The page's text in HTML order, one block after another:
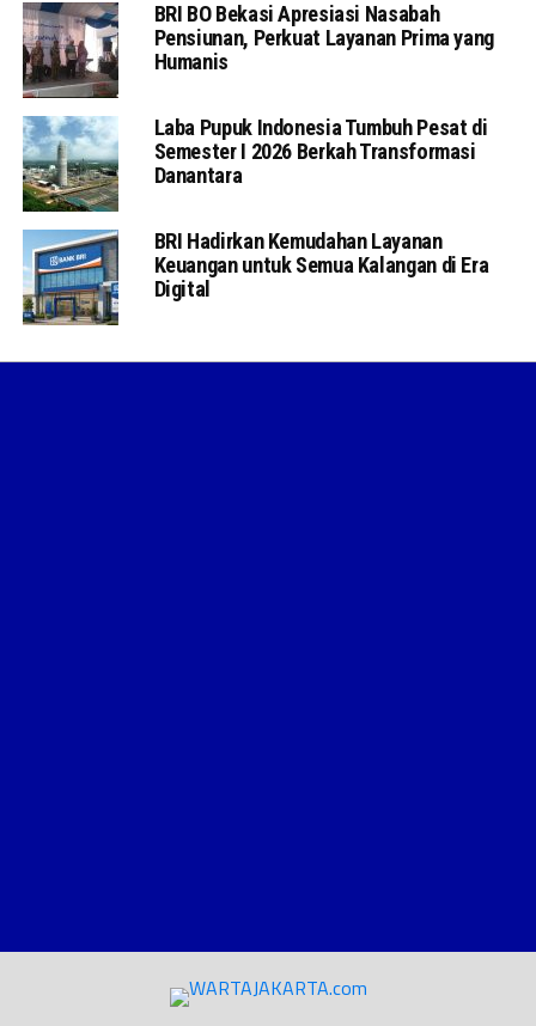
BRI BO Bekasi Apresiasi Nasabah
Pensiunan, Perkuat Layanan Prima yang
Humanis
Laba Pupuk Indonesia Tumbuh Pesat di
Semester I 2026 Berkah Transformasi
Danantara
BRI Hadirkan Kemudahan Layanan
Keuangan untuk Semua Kalangan di Era
Digital